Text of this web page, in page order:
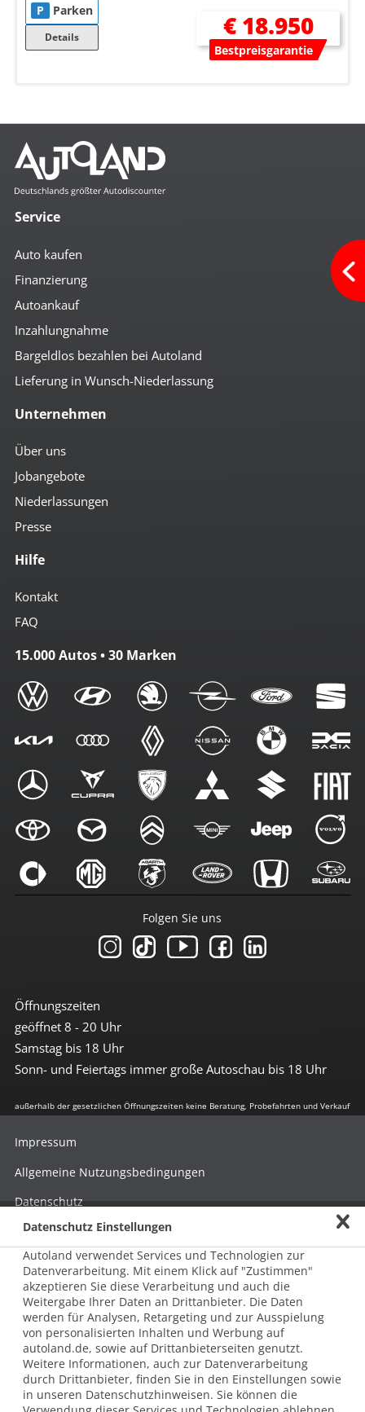
P Parken
Details € 18.950
Bestpreisgarantie
Service
Auto kaufen
Finanzierung
Autoankauf
Inzahlungnahme
Bargeldlos bezahlen bei Autoland
Lieferung in Wunsch-Niederlassung
Unternehmen
Über uns
Jobangebote
Niederlassungen
Presse
Hilfe
Kontakt
FAQ
15.000 Autos • 30 Marken
Öffnungszeiten
geöffnet 8 - 20 Uhr
Samstag bis 18 Uhr
Sonn- und Feiertags immer große Autoschau bis 18 Uhr
Folgen Sie uns
außerhalb der gesetzlichen Öffnungszeiten keine Beratung, Probefahrten und Verkauf
© 2026 AUTOLAND 24 SE & Co. Betriebs KG
Werner-von-Siemens-Str. 2, 06796 Brehna, Deutschland
Impressum
Allgemeine Nutzungsbedingungen
Datenschutz
Hinweisgebersystem nach HinSchG
Beschwerde nach LkSG
Grundsatzerklärung zum LkSG
Datenschutz Einstellungen
Autoland verwendet Services und Technologien zur
Datenverarbeitung. Mit einem Klick auf "Zustimmen"
akzeptieren Sie diese Verarbeitung und auch die
Weitergabe Ihrer Daten an Drittanbieter. Die Daten
werden für Analysen, Retargeting und zur Ausspielung
von personalisierten Inhalten und Werbung auf
autoland.de, sowie auf Drittanbieterseiten genutzt.
Weitere Informationen, auch zur Datenverarbeitung
durch Drittanbieter, finden Sie in den Einstellungen sowie
in unseren Datenschutzhinweisen. Sie können die